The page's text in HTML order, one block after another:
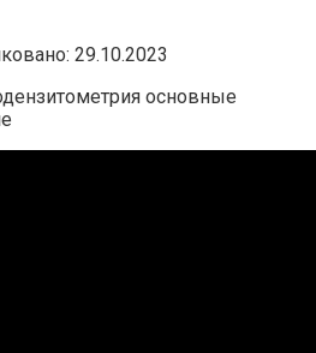
29.10.2023